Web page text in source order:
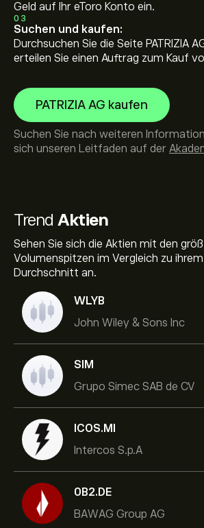
Trend Aktien
Sehen Sie sich die Aktien mit den
Volumenspitzen im Vergleich zu
Durchschnitt an.
WLYB
John Wiley & Sons Inc
SIM
Grupo Simec SAB de CV
ICOS.MI
Intercos S.p.A
0B2.DE
BAWAG Group AG
Geld auf Ihr eToro Konto ein.
03
Suchen und kaufen:
Durchsuchen Sie die Seite PATRIZIA
erteilen Sie einen Auftrag zum Kauf
PATRIZIA AG kaufen
Suchen Sie nach weiteren
sich unseren Leitfaden auf der